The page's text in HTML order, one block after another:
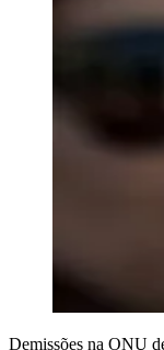
Demissões na ONU